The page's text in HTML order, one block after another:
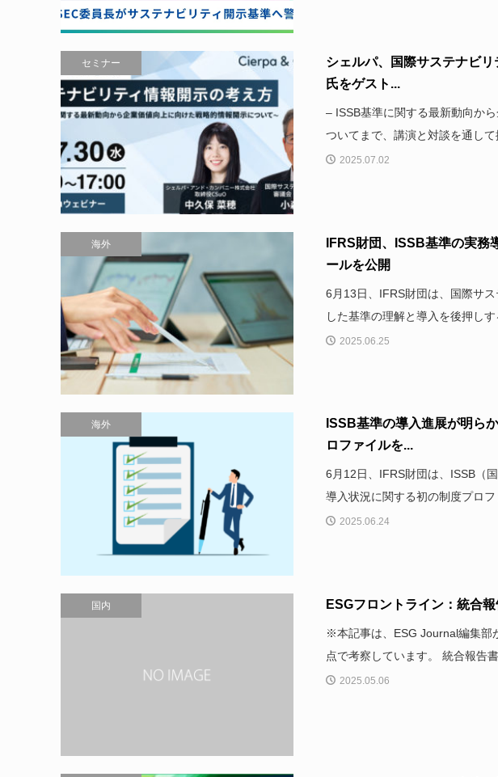
セミナー
シェルパ、国際サステナビ
氏をゲスト...
– ISSB基準に関する最新動向か
ついてまで、講演と対談を通し
2025.07.02
海外
IFRS財団、ISSB基準の実務
ールを公開
6月13日、IFRS財団は、国際サ
した基準の理解と導入を後押しす
2025.06.25
海外
ISSB基準の導入進展が明ら
ロファイルを...
6月12日、IFRS財団は、ISSB（
導入状況に関する初の制度プロ
2025.06.24
国内 ESGフロントライン：統合
※本記事は、ESG Journal編集部
点で考察しています。 統合報告
2025.05.06